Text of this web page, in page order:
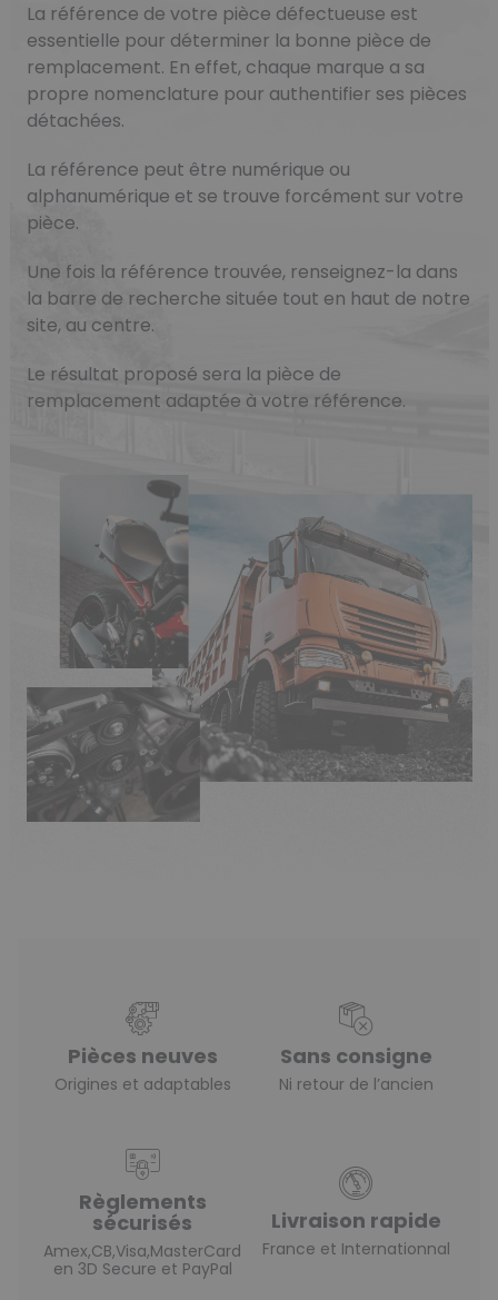
La référence de votre pièce défectueuse est
essentielle pour déterminer la bonne pièce de
remplacement. En effet, chaque marque a sa
propre nomenclature pour authentifier ses pièces
détachées.
La référence peut être numérique ou
alphanumérique et se trouve forcément sur votre
pièce.
Une fois la référence trouvée, renseignez-la dans
la barre de recherche située tout en haut de notre
site, au centre.
Le résultat proposé sera la pièce de
remplacement adaptée à votre référence.
Pièces neuves
Origines et adaptables
Sans consigne
Ni retour de l’ancien
Règlements
sécurisés
Amex,CB,Visa,MasterCard
en 3D Secure et PayPal
Livraison rapide
France et Internationnal